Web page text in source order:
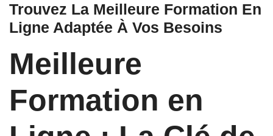
Trouvez La Meilleure Formation En
Ligne Adaptée À Vos Besoins
Meilleure
Formation en